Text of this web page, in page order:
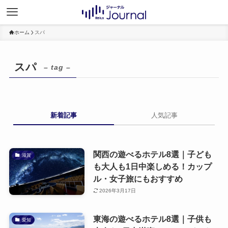
ホーム スパ
スパ – tag –
新着記事 人気記事
滋賀
関西の遊べるホテル8選｜子ども
も大人も1日中楽しめる！カップ
ル・女子旅にもおすすめ
2026年3月17日
愛知
東海の遊べるホテル8選｜子供も